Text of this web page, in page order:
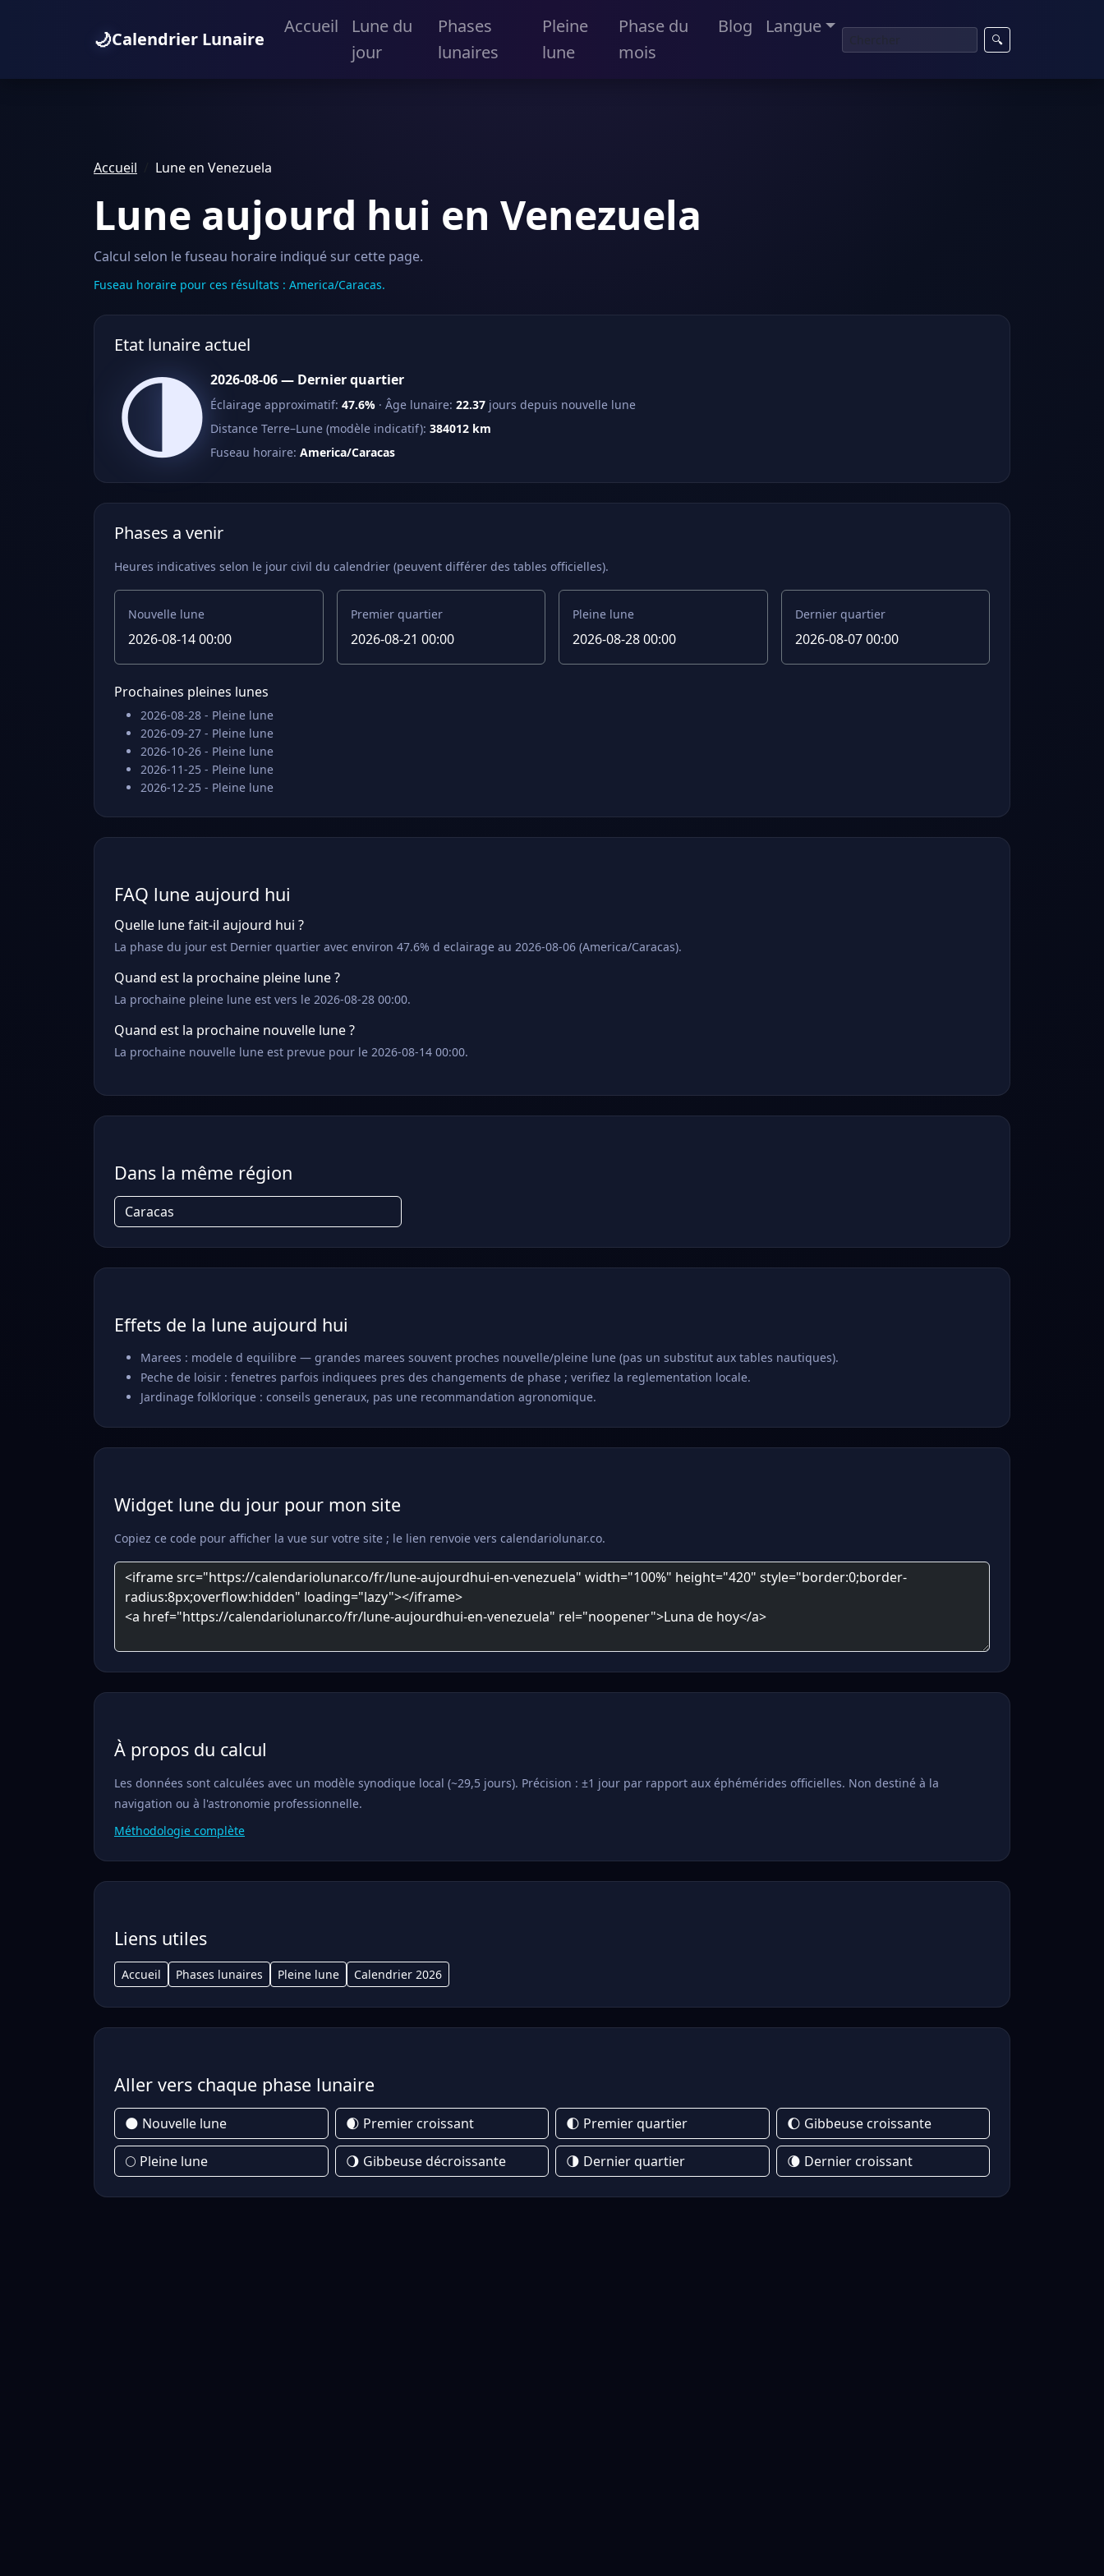
🌙Calendrier Lunaire
Accueil
Lune du
jour
Phases
lunaires
Pleine
lune
Phase du
mois
Blog Langue
🔍
Accueil Lune en Venezuela
Lune aujourd hui en Venezuela
Calcul selon le fuseau horaire indiqué sur cette page.
Fuseau horaire pour ces résultats : America/Caracas.
Etat lunaire actuel
🌗 2026-08-06 — Dernier quartier
Éclairage approximatif: 47.6% · Âge lunaire: 22.37 jours depuis nouvelle lune
Distance Terre–Lune (modèle indicatif): 384012 km
Fuseau horaire: America/Caracas
Phases a venir
Heures indicatives selon le jour civil du calendrier (peuvent différer des tables officielles).
Nouvelle lune
2026-08-14 00:00
Premier quartier
2026-08-21 00:00
Pleine lune
2026-08-28 00:00
Dernier quartier
2026-08-07 00:00
Prochaines pleines lunes
2026-08-28 - Pleine lune
2026-09-27 - Pleine lune
2026-10-26 - Pleine lune
2026-11-25 - Pleine lune
2026-12-25 - Pleine lune
FAQ lune aujourd hui
Quelle lune fait-il aujourd hui ?
La phase du jour est Dernier quartier avec environ 47.6% d eclairage au 2026-08-06 (America/Caracas).
Quand est la prochaine pleine lune ?
La prochaine pleine lune est vers le 2026-08-28 00:00.
Quand est la prochaine nouvelle lune ?
La prochaine nouvelle lune est prevue pour le 2026-08-14 00:00.
Dans la même région
Caracas
Effets de la lune aujourd hui
Marees : modele d equilibre — grandes marees souvent proches nouvelle/pleine lune (pas un substitut aux tables nautiques).
Peche de loisir : fenetres parfois indiquees pres des changements de phase ; verifiez la reglementation locale.
Jardinage folklorique : conseils generaux, pas une recommandation agronomique.
Widget lune du jour pour mon site
Copiez ce code pour afficher la vue sur votre site ; le lien renvoie vers calendariolunar.co.
À propos du calcul
Les données sont calculées avec un modèle synodique local (~29,5 jours). Précision : ±1 jour par rapport aux éphémérides officielles. Non destiné à la
navigation ou à l'astronomie professionnelle.
Méthodologie complète
Liens utiles
Accueil Phases lunaires Pleine lune Calendrier 2026
Aller vers chaque phase lunaire
🌑 Nouvelle lune 🌒 Premier croissant 🌓 Premier quartier 🌔 Gibbeuse croissante
🌕 Pleine lune 🌖 Gibbeuse décroissante 🌗 Dernier quartier 🌘 Dernier croissant